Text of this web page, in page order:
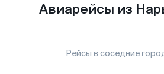
Авиарейсы из
Рейсы в соседние